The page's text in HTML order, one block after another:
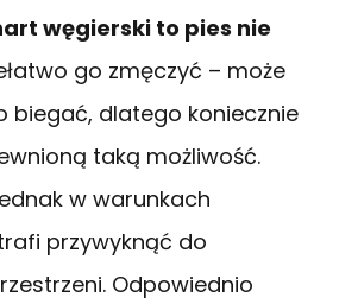
węgierski to pies nie
go zmęczyć – może
biegać, dlatego koniecznie
taką możliwość.
w warunkach
przywyknąć do
Odpowiednio